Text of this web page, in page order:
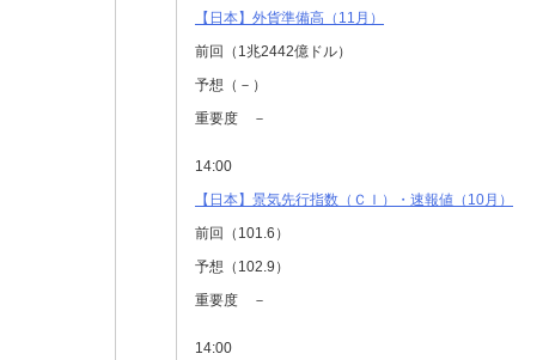
【日本】外貨準備高（11月）
前回（1兆2442億ドル）
予想（－）
重要度 －
14:00
【日本】景気先行指数（ＣＩ）・速報値（10月）
前回（101.6）
予想（102.9）
重要度 －
14:00